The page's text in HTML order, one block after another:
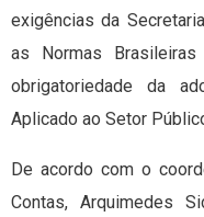
exigências da
as Normas
obrigatoriedade da
Aplicado ao Setor
De acordo com o
Contas, Arquimedes